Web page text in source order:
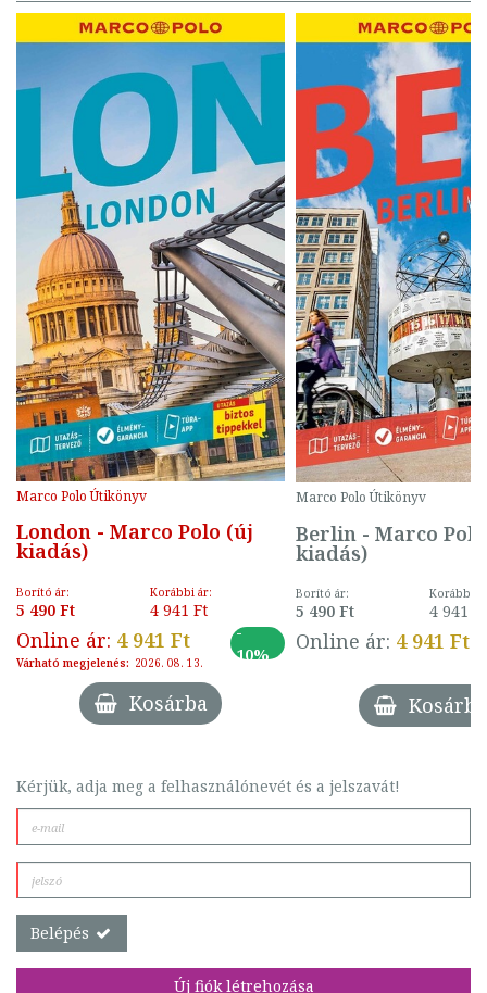
Marco Polo Útikönyv
London - Marco Polo (új
kiadás)
Borító ár:
5 490 Ft
Korábbi ár:
4 941 Ft
Online ár: 4 941 Ft
-
10%
Várható megjelenés: 2026. 08. 13.
Kosárba
Marco Polo Útikönyv
Berlin - Marco
kiadás)
Borító ár:
5 490 Ft
Korábbi
4 941 Ft
Online ár: 4 941 Ft
Kosárba
Kérjük, adja meg a felhasználónevét és a jelszavát!
Belépés
Új fiók létrehozása